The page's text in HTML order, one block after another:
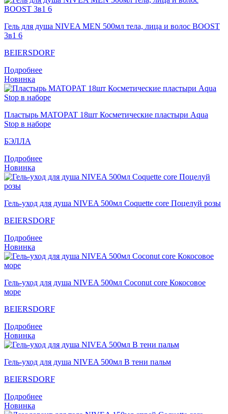
Гель для душа NIVEA MEN 500мл тела, лица и волос BOOST
3в1 6
BEIERSDORF
Подробнее
Новинка
Пластырь MATOPAT 18шт Косметические пластыри Aqua
Stop в наборе
БЭЛЛА
Подробнее
Новинка
Гель-уход для душа NIVEA 500мл Coquette core Поцелуй розы
BEIERSDORF
Подробнее
Новинка
Гель-уход для душа NIVEA 500мл Coconut core Кокосовое
море
BEIERSDORF
Подробнее
Новинка
Гель-уход для душа NIVEA 500мл В тени пальм
BEIERSDORF
Подробнее
Новинка